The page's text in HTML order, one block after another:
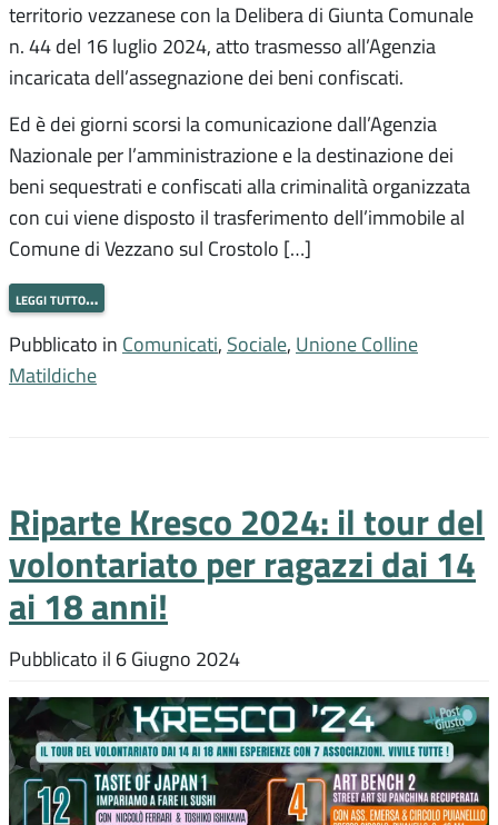
territorio vezzanese con la Delibera di Giunta Comunale
n. 44 del 16 luglio 2024, atto trasmesso all’Agenzia
incaricata dell’assegnazione dei beni confiscati.
Ed è dei giorni scorsi la comunicazione dall’Agenzia
Nazionale per l’amministrazione e la destinazione dei
beni sequestrati e confiscati alla criminalità organizzata
con cui viene disposto il trasferimento dell’immobile al
Comune di Vezzano sul Crostolo […]
leggi tutto…
Pubblicato in Comunicati, Sociale, Unione Colline
Matildiche
Riparte Kresco 2024: il tour del
volontariato per ragazzi dai 14
ai 18 anni!
Pubblicato il 6 Giugno 2024